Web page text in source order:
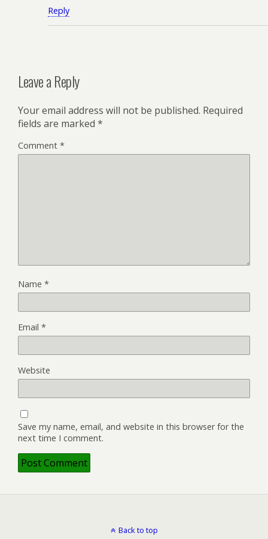
Reply
Leave a Reply
Your email address will not be published. Required
fields are marked *
Comment *
Name *
Email *
Website
Save my name, email, and website in this browser for the
next time I comment.
Back to top